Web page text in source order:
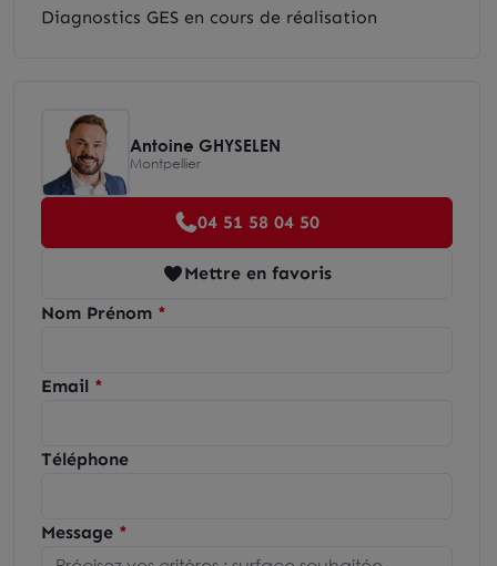
Diagnostics GES en cours de réalisation
Antoine GHYSELEN
Montpellier
04 51 58 04 50
Mettre en favoris
Nom Prénom
Email
Téléphone
Message